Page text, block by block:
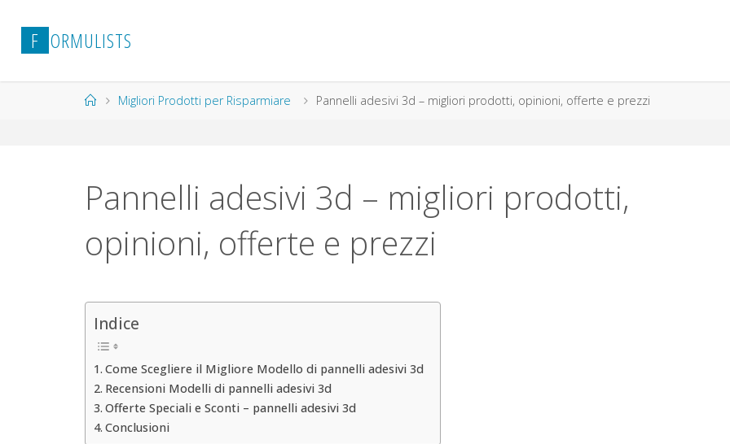
contenuto
F ORMULISTS
HomeMigliori Prodotti per Risparmiare Pannelli adesivi 3d – migliori prodotti, opinioni, offerte e prezzi
Pannelli adesivi 3d – migliori prodotti,
opinioni, offerte e prezzi
Indice
Come Scegliere il Migliore Modello di pannelli adesivi 3d
Recensioni Modelli di pannelli adesivi 3d
Offerte Speciali e Sconti – pannelli adesivi 3d
Conclusioni